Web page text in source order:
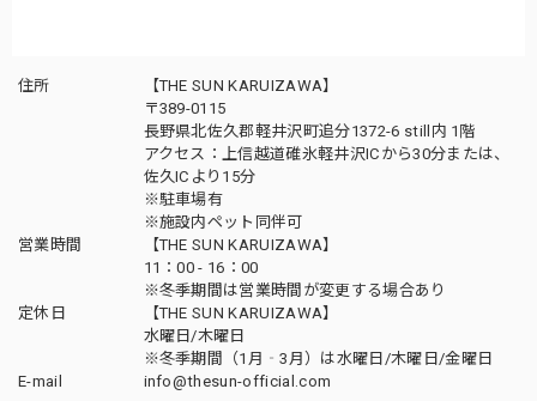
住所
【THE SUN KARUIZAWA】
〒389-0115
長野県北佐久郡軽井沢町追分1372-6 still内 1階
アクセス：上信越道碓氷軽井沢ICから30分または、
佐久ICより15分
※駐車場有
※施設内ペット同伴可
営業時間
【THE SUN KARUIZAWA】
11：00 - 16：00
※冬季期間は営業時間が変更する場合あり
定休日
【THE SUN KARUIZAWA】
水曜日/木曜日
※冬季期間（1月‐3月）は水曜日/木曜日/金曜日
E-mail
info@thesun-official.com